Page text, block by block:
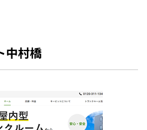
中村橋